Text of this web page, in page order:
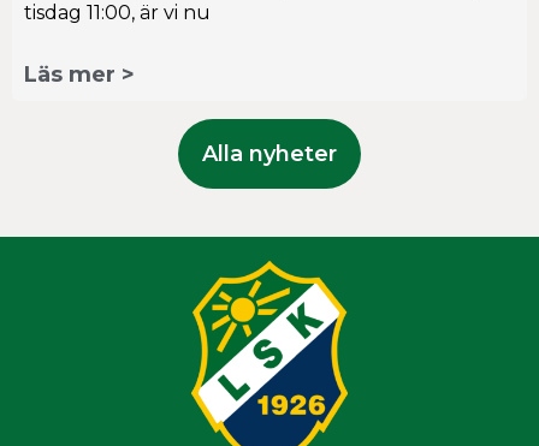
tisdag 11:00, är vi nu
Läs mer >
Alla nyheter